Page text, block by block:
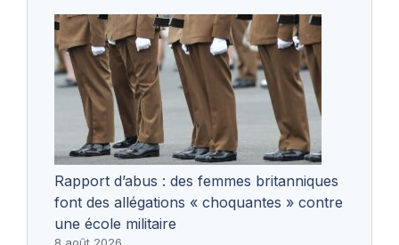
Rapport d’abus : des femmes britanniques
font des allégations « choquantes » contre
une école militaire
8 août 2026